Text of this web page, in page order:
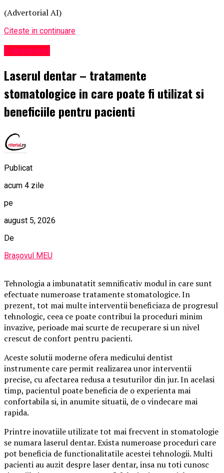
(Advertorial AI)
Citeste in continuare
Eveniment
Laserul dentar – tratamente
stomatologice in care poate fi utilizat si
beneficiile pentru pacienti
Publicat
acum 4 zile
pe
august 5, 2026
De
Brașovul MEU
Tehnologia a imbunatatit semnificativ modul in care sunt
efectuate numeroase tratamente stomatologice. In
prezent, tot mai multe interventii beneficiaza de progresul
tehnologic, ceea ce poate contribui la proceduri minim
invazive, perioade mai scurte de recuperare si un nivel
crescut de confort pentru pacienti.
Aceste solutii moderne ofera medicului dentist
instrumente care permit realizarea unor interventii
precise, cu afectarea redusa a tesuturilor din jur. In acelasi
timp, pacientul poate beneficia de o experienta mai
confortabila si, in anumite situatii, de o vindecare mai
rapida.
Printre inovatiile utilizate tot mai frecvent in stomatologie
se numara laserul dentar. Exista numeroase proceduri care
pot beneficia de functionalitatile acestei tehnologii. Multi
pacienti au auzit despre laser dentar, insa nu toti cunosc